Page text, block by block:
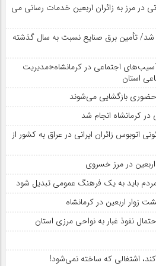
در مرز به زائران اربعین خدمات رسانی می
شد/ تأمین برق صنایع نسبت به سال گذشته
اجتماعی در کرمانشاه؛«مدیریت
استان
بازگشایی می‌شوند
کرمانشاه انجام شد
واژگونی اتوبوس زائران ایرانی در عراق به کشور از
اربعین در مرز خسروی
مردم باید به یک فرهنگ عمومی تبدیل شود
زوار اربعین در کرمانشاه
نفوذ غبار به نواحی مرزی استان
اشتغالی که ساخته نمی‌شود!